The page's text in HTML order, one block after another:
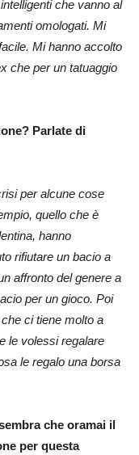
che vanno al
omologati. Mi
Mi hanno accolto
che per un tatuaggio
Parlate di
per alcune cose
quello che è
hanno
rifiutare un bacio a
affronto del genere a
per un gioco. Poi
ci tiene molto a
le volessi regalare
le regalo una borsa
che oramai il
per questa